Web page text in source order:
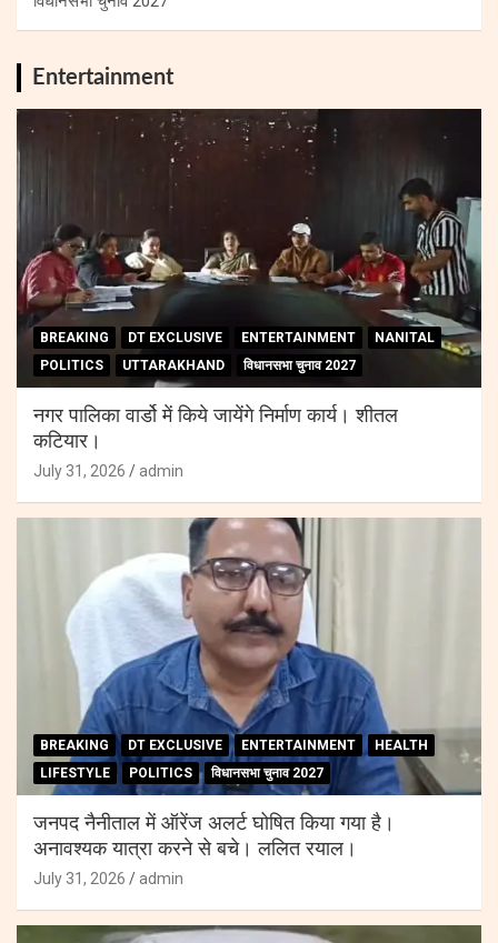
Entertainment
BREAKING DT EXCLUSIVE ENTERTAINMENT
NANITAL
POLITICS
UTTARAKHAND विधानसभा चुनाव 2027
नगर पालिका वार्डो में किये जायेंगे निर्माण कार्य। शीतल
कटियार।
July 31, 2026 admin
BREAKING DT EXCLUSIVE ENTERTAINMENT
HEALTH
LIFESTYLE
POLITICS विधानसभा चुनाव 2027
जनपद नैनीताल में ऑरेंज अलर्ट घोषित किया गया है।
अनावश्यक यात्रा करने से बचे। ललित रयाल।
July 31, 2026 admin